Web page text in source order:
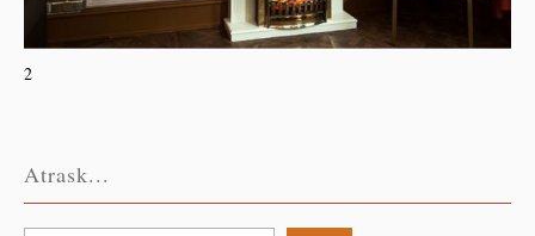
2
Atrask...